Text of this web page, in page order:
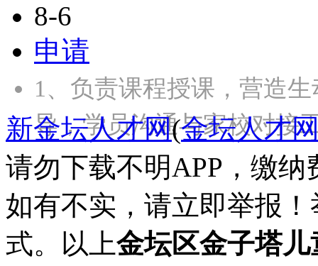
8-6
申请
1、负责课程授课，营造
导，学员沟通与家校对
新金坛人才网(金坛人才
请勿下载不明APP，缴
如有不实，请立即举报
式。以上金坛区金子塔